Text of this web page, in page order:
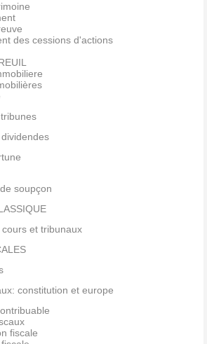
des cessions d'actions
soupçon
et tribunaux
constitution et europe
fiscale